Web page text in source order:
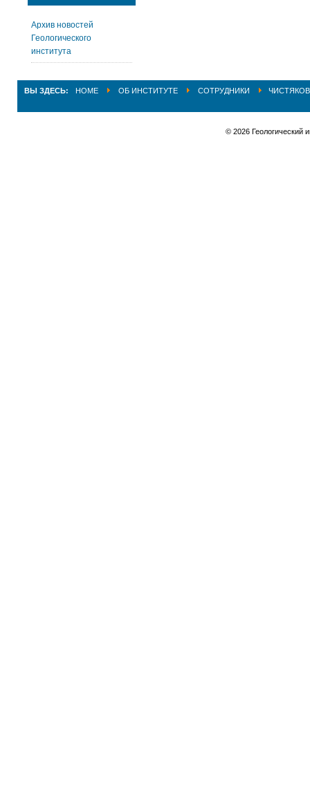
Архив новостей
Геологического
института
ВЫ ЗДЕСЬ: HOME ОБ ИНСТИТУТЕ СОТРУДНИКИ
© 2026 Геологический